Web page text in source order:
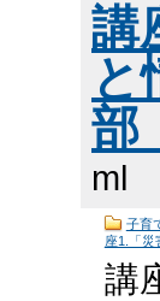
講
と
部
ml
子育
座1.「災
講